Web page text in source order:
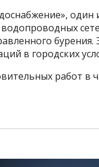
один
в городских
работ в